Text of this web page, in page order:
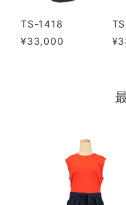
TS-1418
¥33,000